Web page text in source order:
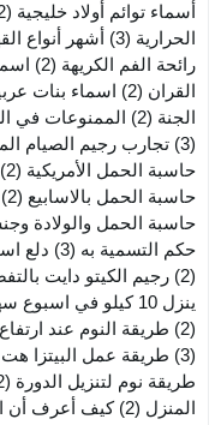
أسماء توائم أولاد خليجية (2)
الحرارية (3) أشهر أنواع
رائحة الفم الكريهة (2)
القران (2) اسماء بنات
الجنة (2) الممنوعات في
(3)
تجارب رجيم الصيام
حاسبة الحمل الأمريكية (2)
حاسبة الحمل بالاسابيع (2)
حاسبة الحمل والولادة
حكم التسمية به (3) دلع
(2)
رجيم الكيتو دايت
ينزل 10 كيلو في اسبوع سهل
(2)
طريقة النوم عند
(3)
طريقة عمل البيتزا هت
طريقة نوم لتنزيل الدورة (2)
المنزل (2) كيف أعرف أن